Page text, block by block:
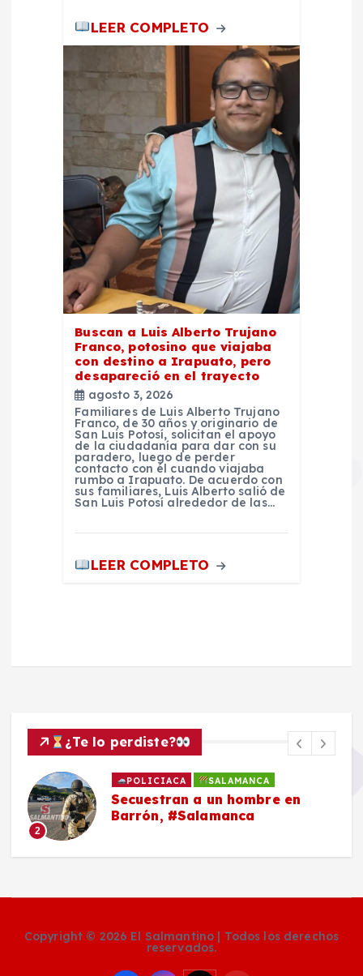
LEER COMPLETO
Buscan a Luis Alberto Trujano
Franco, potosino que viajaba
con destino a Irapuato, pero
desapareció en el trayecto
agosto 3, 2026
Familiares de Luis Alberto Trujano
Franco, de 30 años y originario de
San Luis Potosí, solicitan el apoyo
de la ciudadanía para dar con su
paradero, luego de perder
contacto con él cuando viajaba
rumbo a Irapuato. De acuerdo con
sus familiares, Luis Alberto salió de
San Luis Potosí alrededor de las…
LEER COMPLETO
¿Te lo perdiste?
2
POLICIACA SALAMANCA
Secuestran a un hombre en
Barrón, #Salamanca
Copyright © 2026 El Salmantino | Todos los derechos
reservados.